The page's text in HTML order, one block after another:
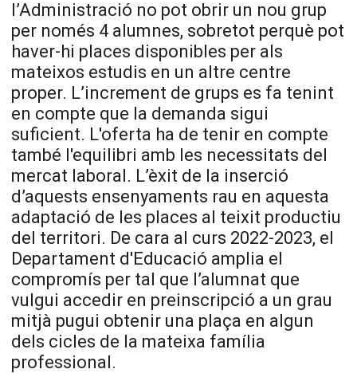
l’Administració no pot obrir un nou grup
per només 4 alumnes, sobretot perquè pot
haver-hi places disponibles per als
mateixos estudis en un altre centre
proper. L’increment de grups es fa tenint
en compte que la demanda sigui
suficient. L'oferta ha de tenir en compte
també l'equilibri amb les necessitats del
mercat laboral. L’èxit de la inserció
d’aquests ensenyaments rau en aquesta
adaptació de les places al teixit productiu
del territori. De cara al curs 2022-2023, el
Departament d'Educació amplia el
compromís per tal que l’alumnat que
vulgui accedir en preinscripció a un grau
mitjà pugui obtenir una plaça en algun
dels cicles de la mateixa família
professional.